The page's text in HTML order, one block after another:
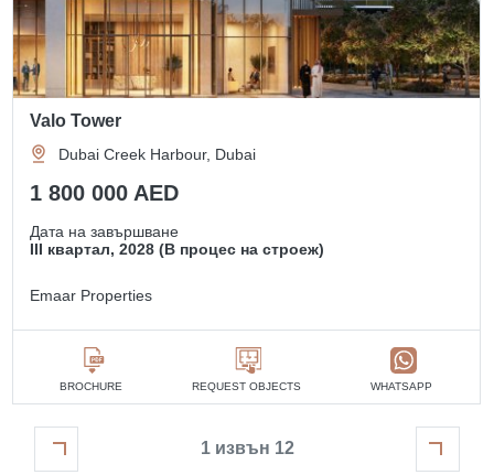
Valo Tower
Dubai Creek Harbour, Dubai
1 800 000 AED
Дата на завършване
III квартал, 2028 (В процес на строеж)
Emaar Properties
BROCHURE REQUEST OBJECTS WHATSAPP
1 извън 12